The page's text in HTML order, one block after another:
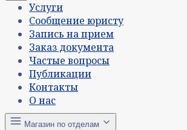
Услуги
Сообщение юристу
Запись на прием
Заказ документа
Частые вопросы
Публикации
Контакты
О нас
Магазин по отделам